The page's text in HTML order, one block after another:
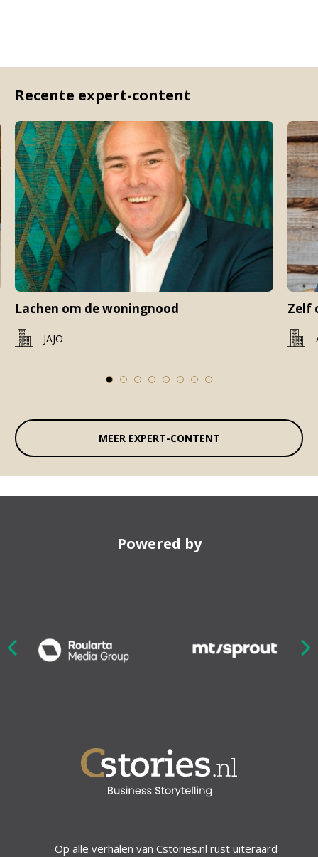
Recente expert-content
Lachen om de woningnood
JAJO
Zelf
1 2 3 4 5 6 7 8
MEER EXPERT-CONTENT
Powered by
Op alle verhalen van Cstories.nl rust uiteraard